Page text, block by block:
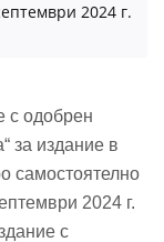
2024 г.
с одобрен
за издание в
самостоятелно
2024 г.
с